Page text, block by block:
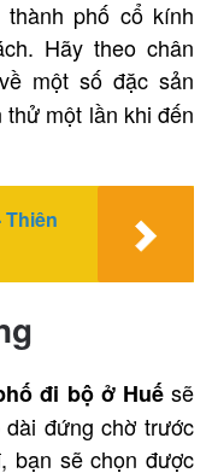
phố cổ kính
Hãy theo chân
một số đặc sản
một lần khi đến
Thiên
đi bộ ở Huếsẽ
đứng chờ trước
bạn sẽ chọn được